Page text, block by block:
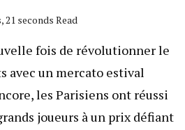
21 seconds Read
fois de révolutionner le
avec un mercato estival
les Parisiens ont réussi
joueurs à un prix défiant